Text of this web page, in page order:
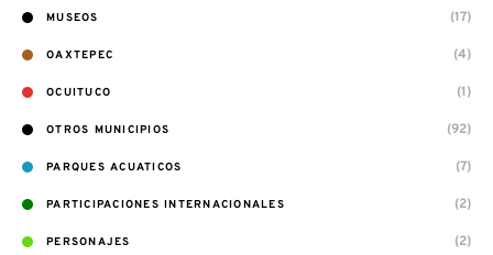
MUSEOS (17)
OAXTEPEC (4)
OCUITUCO (1)
OTROS MUNICIPIOS (92)
PARQUES ACUATICOS (7)
PARTICIPACIONES INTERNACIONALES (2)
PERSONAJES (2)